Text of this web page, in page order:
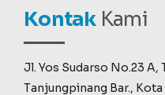
KontakKami
Jl. Yos Sudarso No.23 A,
Tanjungpinang Bar.,